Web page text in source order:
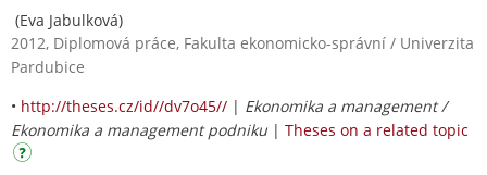
(Eva Jabulková)
2012, Diplomová práce, Fakulta ekonomicko-správní / Univerzita
Pardubice
• http://theses.cz/id//dv7o45// | Ekonomika a management /
Ekonomika a management podniku | Theses on a related topic